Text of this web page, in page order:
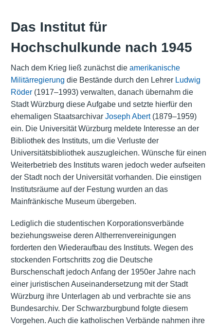
Das Institut für
Hochschulkunde nach 1945
Nach dem Krieg ließ zunächst die amerikanische
Militärregierung die Bestände durch den Lehrer Ludwig
Röder(1917–1993) verwalten, danach übernahm die
Stadt Würzburg diese Aufgabe und setzte hierfür den
ehemaligen Staatsarchivar Joseph Abert(1879–1959)
ein. Die Universität Würzburg meldete Interesse an der
Bibliothek des Instituts, um die Verluste der
Universitätsbibliothek auszugleichen. Wünsche für einen
Weiterbetrieb des Instituts waren jedoch weder aufseiten
der Stadt noch der Universität vorhanden. Die einstigen
Institutsräume auf der Festung wurden an das
Mainfränkische Museum übergeben.
Lediglich die studentischen Korporationsverbände
beziehungsweise deren Altherrenvereinigungen
forderten den Wiederaufbau des Instituts. Wegen des
stockenden Fortschritts zog die Deutsche
Burschenschaft jedoch Anfang der 1950er Jahre nach
einer juristischen Auseinandersetzung mit der Stadt
Würzburg ihre Unterlagen ab und verbrachte sie ans
Bundesarchiv. Der Schwarzburgbund folgte diesem
Vorgehen. Auch die katholischen Verbände nahmen ihre